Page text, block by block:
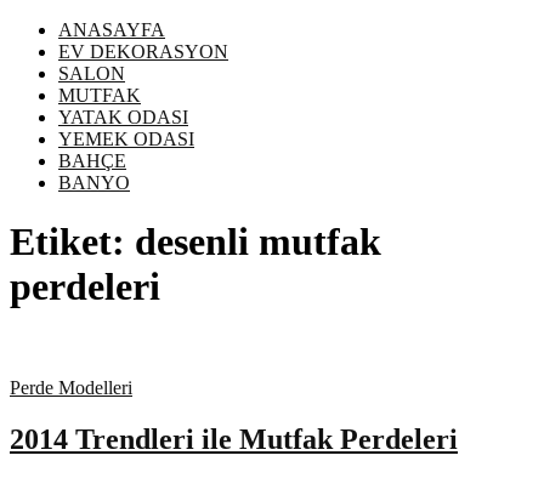
ANASAYFA
EV DEKORASYON
SALON
MUTFAK
YATAK ODASI
YEMEK ODASI
BAHÇE
BANYO
Etiket: desenli mutfak
perdeleri
Perde Modelleri
2014 Trendleri ile Mutfak Perdeleri